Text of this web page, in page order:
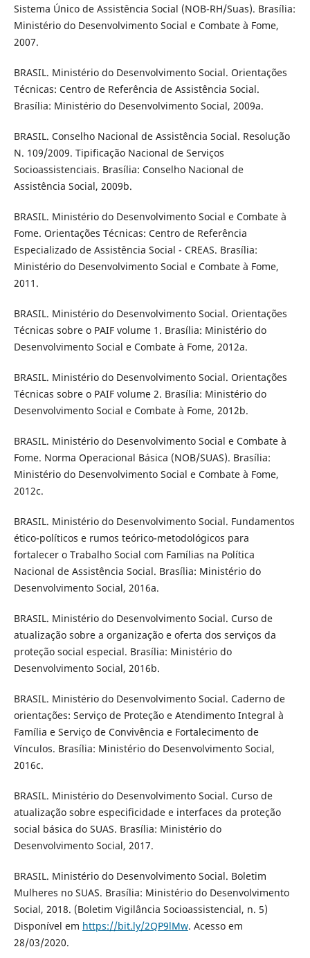
Sistema Único de Assistência Social (NOB-RH/Suas). Brasília:
Ministério do Desenvolvimento Social e Combate à Fome,
2007.
BRASIL. Ministério do Desenvolvimento Social. Orientações
Técnicas: Centro de Referência de Assistência Social.
Brasília: Ministério do Desenvolvimento Social, 2009a.
BRASIL. Conselho Nacional de Assistência Social. Resolução
N. 109/2009. Tipificação Nacional de Serviços
Socioassistenciais. Brasília: Conselho Nacional de
Assistência Social, 2009b.
BRASIL. Ministério do Desenvolvimento Social e Combate à
Fome. Orientações Técnicas: Centro de Referência
Especializado de Assistência Social - CREAS. Brasília:
Ministério do Desenvolvimento Social e Combate à Fome,
2011.
BRASIL. Ministério do Desenvolvimento Social. Orientações
Técnicas sobre o PAIF volume 1. Brasília: Ministério do
Desenvolvimento Social e Combate à Fome, 2012a.
BRASIL. Ministério do Desenvolvimento Social. Orientações
Técnicas sobre o PAIF volume 2. Brasília: Ministério do
Desenvolvimento Social e Combate à Fome, 2012b.
BRASIL. Ministério do Desenvolvimento Social e Combate à
Fome. Norma Operacional Básica (NOB/SUAS). Brasília:
Ministério do Desenvolvimento Social e Combate à Fome,
2012c.
BRASIL. Ministério do Desenvolvimento Social. Fundamentos
ético-políticos e rumos teórico-metodológicos para
fortalecer o Trabalho Social com Famílias na Política
Nacional de Assistência Social. Brasília: Ministério do
Desenvolvimento Social, 2016a.
BRASIL. Ministério do Desenvolvimento Social. Curso de
atualização sobre a organização e oferta dos serviços da
proteção social especial. Brasília: Ministério do
Desenvolvimento Social, 2016b.
BRASIL. Ministério do Desenvolvimento Social. Caderno de
orientações: Serviço de Proteção e Atendimento Integral à
Família e Serviço de Convivência e Fortalecimento de
Vínculos. Brasília: Ministério do Desenvolvimento Social,
2016c.
BRASIL. Ministério do Desenvolvimento Social. Curso de
atualização sobre especificidade e interfaces da proteção
social básica do SUAS. Brasília: Ministério do
Desenvolvimento Social, 2017.
BRASIL. Ministério do Desenvolvimento Social. Boletim
Mulheres no SUAS. Brasília: Ministério do Desenvolvimento
Social, 2018. (Boletim Vigilância Socioassistencial, n. 5)
Disponível em https://bit.ly/2QP9lMw. Acesso em
28/03/2020.